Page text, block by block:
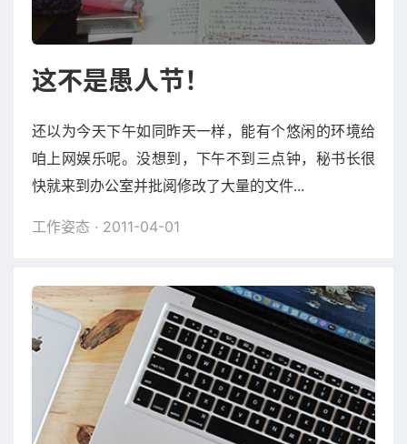
这不是愚人节！
还以为今天下午如同昨天一样，能有个悠闲的环境给
咱上网娱乐呢。没想到，下午不到三点钟，秘书长很
快就来到办公室并批阅修改了大量的文件...
工作姿态 · 2011-04-01